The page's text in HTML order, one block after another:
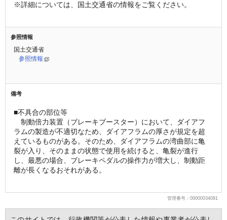
※詳細については、国土交通省の情報をご覧ください。
参照情報
国土交通省
参照情報
備考
■不具合の部位等
制動倍力装置（ブレーキブースター）において、ダイアフ
ラムの製造が不適切なため、ダイアフラムの厚さが規定を超
えているものがある。そのため、ダイアフラムの湾曲部に亀
裂が入り、そのままの状態で使用を続けると、亀裂が進行
し、最悪の場合、ブレーキペダルの操作力が増大し、制動距
離が長くなるおそれがある。
管理番号：00000034081